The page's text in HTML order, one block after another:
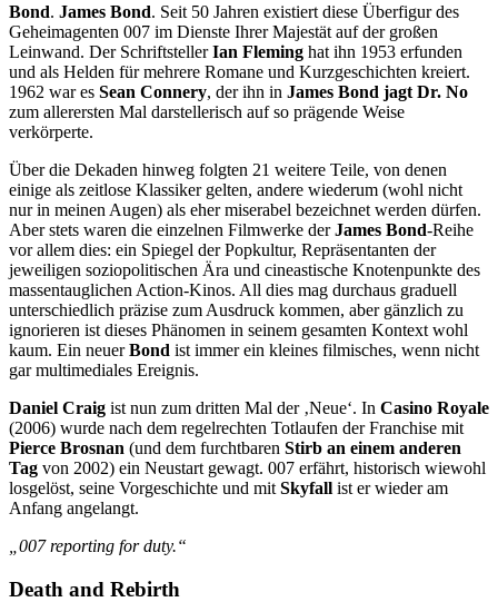
Bond. James Bond. Seit 50 Jahren existiert diese Überfigur des
Geheimagenten 007 im Dienste Ihrer Majestät auf der großen
Leinwand. Der SchriftstellerIan Fleming hat ihn 1953 erfunden
und als Helden für mehrere Romane und Kurzgeschichten kreiert.
1962 war es Sean Connery, der ihn in James Bond jagt Dr. No
zum allerersten Mal darstellerisch auf so prägende Weise
verkörperte.
Über die Dekaden hinweg folgten 21 weitere Teile, von denen
einige als zeitlose Klassiker gelten, andere wiederum (wohl nicht
nur in meinen Augen) als eher miserabel bezeichnet werden dürfen.
Aber stets waren die einzelnen Filmwerke derJames Bond-Reihe
vor allem dies: ein Spiegel der Popkultur, Repräsentanten der
jeweiligen soziopolitischen Ära und cineastische Knotenpunkte des
massentauglichen Action-Kinos. All dies mag durchaus graduell
unterschiedlich präzise zum Ausdruck kommen, aber gänzlich zu
ignorieren ist dieses Phänomen in seinem gesamten Kontext wohl
kaum. Ein neuerBond ist immer ein kleines filmisches, wenn nicht
gar multimediales Ereignis.
Daniel Craig ist nun zum dritten Mal der ‚Neue‘. In Casino Royale
(2006) wurde nach dem regelrechten Totlaufen der Franchise mit
Pierce Brosnan (und dem furchtbaren Stirb an einem anderen
Tag von 2002) ein Neustart gewagt. 007 erfährt, historisch wiewohl
losgelöst, seine Vorgeschichte und mit Skyfall ist er wieder am
Anfang angelangt.
„007 reporting for duty.“
Death and Rebirth